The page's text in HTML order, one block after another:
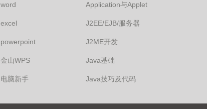
word
excel
powerpoint
金山WPS
电脑新手
Application与Applet
J2EE/EJB/服务器
J2ME开发
Java基础
Java技巧及代码